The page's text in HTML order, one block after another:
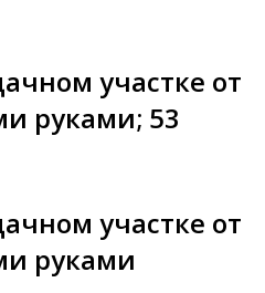
участке от
руками; 53
участке от
руками